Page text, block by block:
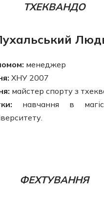
ТХЕКВАНДО
менеджер
ХНУ 2007
майстер спорту з
навчання в
ФЕХТУВАННЯ